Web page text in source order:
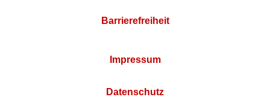
Barrierefreiheit
Impressum
Datenschutz